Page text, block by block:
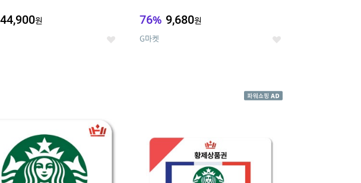
44,900원
좋
76% 9,680원
G마켓 좋